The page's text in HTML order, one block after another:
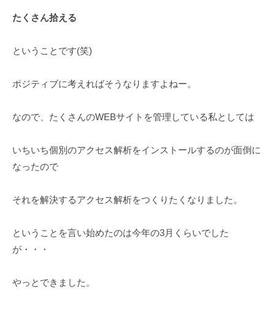
たくさん拾える
ということです(笑)
ポジティブに考えればそうなりますよねー。
なので、たくさんのWEBサイトを管理している私としては
いちいち個別のアクセス解析をインストールするのが面倒に
なったので
それを解決するアクセス解析をつくりたくなりました。
ということを言い始めたのは今年の3月くらいでした
が・・・
やっとできました。